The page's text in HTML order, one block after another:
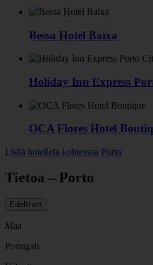
Bessa Hotel Baixa
Holiday Inn Express
OCA Flores Hotel
Lisää hotelleja kohteessa Porto
Tietoa – Porto
Edellinen
Maa
Portugali